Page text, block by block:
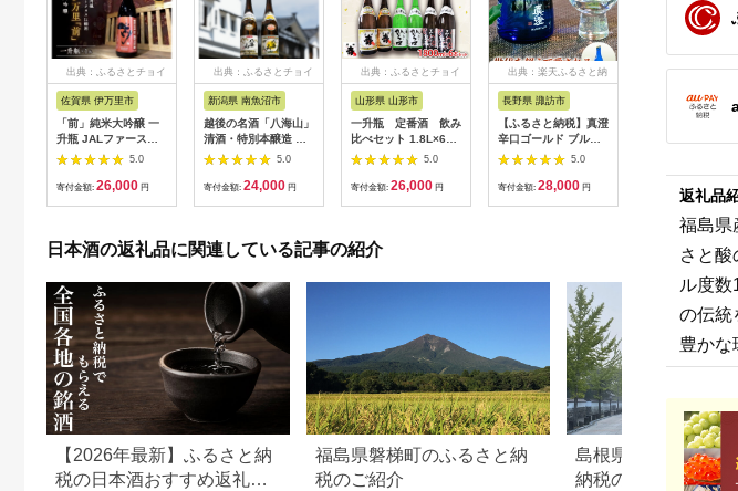
出典：ふるさとチョイ
佐賀県 伊万里市
「前」純米大吟醸 一
升瓶 JALファースト
クラスに採用！ 019-
5.0
寄付金額: 26,000 円
出典：ふるさとチョイ
新潟県 南魚沼市
越後の名酒「八海山」
清酒・特別本醸造 一
升瓶詰合せ
5.0
寄付金額: 24,000 円
出典：ふるさとチョイ
山形県 山形市
一升瓶 定番酒 飲み
比べセット 1.8L×6本
【寿虎屋酒造】
FY21-416 山形 山形
県 山形市 日本酒 天然
5.0
寄付金額: 26,000 円
出典：楽天ふるさと納
長野県 諏訪市
【ふるさと納税】真澄
辛口ゴールド ブルー
ボトル 24本セット
【諏訪五蔵】／ 宮坂
酒造 真澄 諏訪五蔵 大
5.0
寄付金額: 28,000 円
出典：ふるさとチ
千葉県 神崎町
寄付金額:24,000 円
日本酒の返礼品に関連している記事の紹介
【2026年最新】ふるさと納
税の日本酒おすすめ返礼品
福島県磐梯町のふるさと納
税のご紹介
島根県津和野町の
納税のご紹介
返礼品
福島県
さと
ル度
の伝統
豊かな